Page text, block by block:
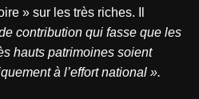
» sur les très riches. Il
contribution qui fasse que les
hauts patrimoines soient
à l’effort national ».